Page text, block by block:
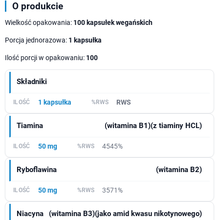
O produkcie
Wielkość opakowania: 100 kapsułek wegańskich
Porcja jednorazowa: 1 kapsułka
Ilość porcji w opakowaniu: 100
Składniki
1 kapsułka RWS
Tiamina (witamina B1)(z tiaminy HCL)
50 mg 4545%
Ryboflawina (witamina B2)
50 mg 3571%
Niacyna (witamina B3)(jako amid kwasu nikotynowego)